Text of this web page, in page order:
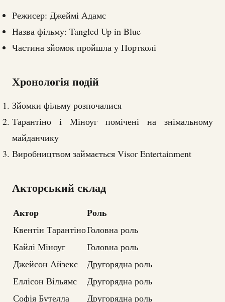
Режисер: Джеймі Адамс
Назва фільму: Tangled Up in Blue
Частина зйомок пройшла у Портколі
Хронологія подій
Зйомки фільму розпочалися
Тарантіно і Міноуг помічені на знімальному
майданчику
Виробництвом займається Visor Entertainment
Акторський склад
Актор Роль
Квентін ТарантіноГоловна роль
Кайлі Міноуг
Головна роль
Джейсон Айзекс
Другорядна роль
Еллісон Вільямс
Другорядна роль
Софія Бутелла
Другорядна роль